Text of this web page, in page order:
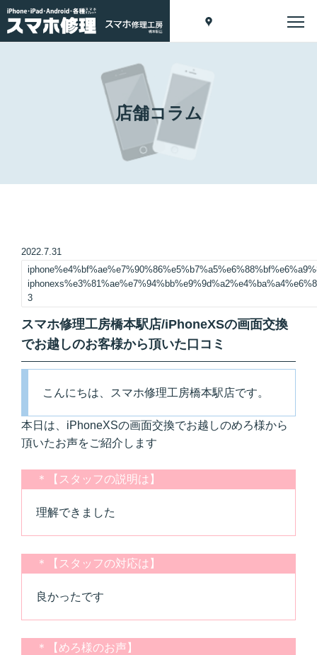
店舗コラム
2022.7.31
3
スマホ修理工房橋本駅店/iPhoneXSの画面交換
でお越しのお客様から頂いた口コミ
こんにちは、スマホ修理工房橋本駅店です。
本日は、iPhoneXSの画面交換でお越しのめろ様から
頂いたお声をご紹介します
＊【スタッフの説明は】
理解できました
＊【スタッフの対応は】
良かったです
＊【めろ様のお声】